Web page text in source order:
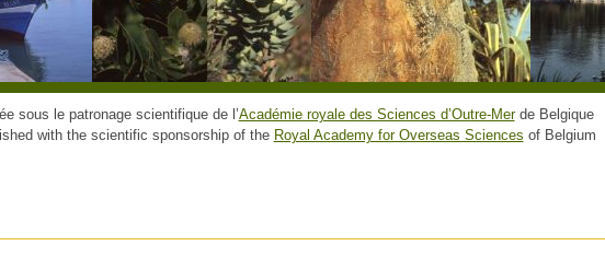
sous le patronage scientifique de l’Académie royale des Sciences d’Outre-Merde Belgique
with the scientific sponsorship of the Royal Academy for Overseas Sciences of Belgium